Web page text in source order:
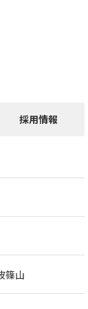
採用情報
篠山